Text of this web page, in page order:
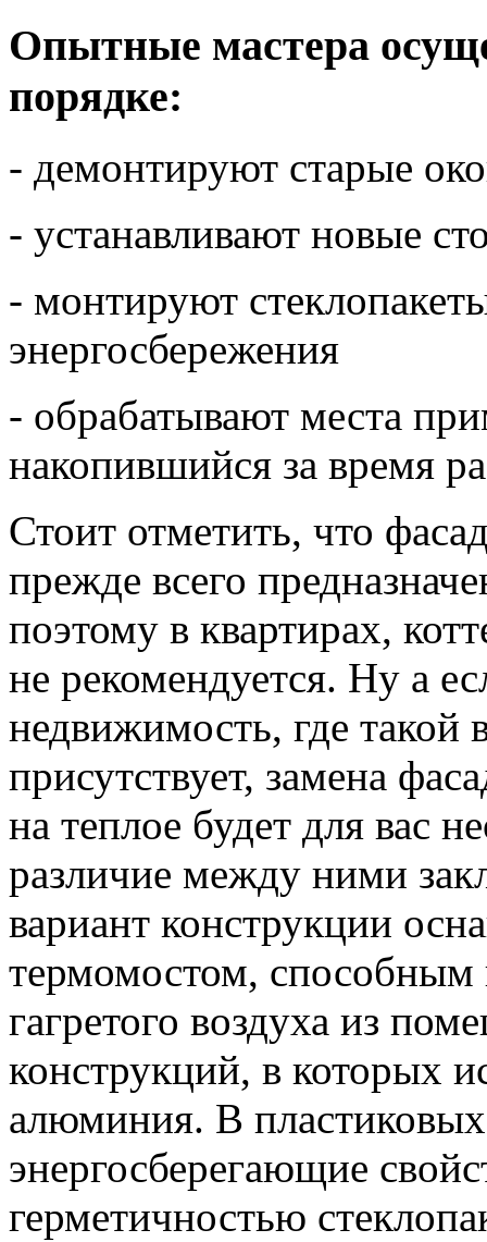
Опытные мастера
порядке:
- демонтируют старые
- устанавливают новые
- монтируют
энергосбережения
- обрабатывают места
накопившийся за время
Стоит отметить, что
прежде всего
поэтому в квартирах,
не рекомендуется. Ну а
недвижимость, где такой
присутствует, замена
на теплое будет для вас
различие между ними
вариант конструкции
термомостом, способным
гагретого воздуха из
конструкций, в которых
алюминия. В
энергосберегающие
герметичностью